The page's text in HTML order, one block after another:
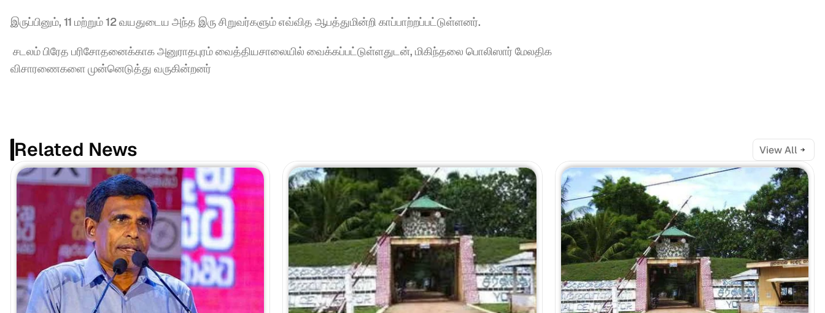
இருப்பினும், 11 மற்றும் 12 வயதுடைய அந்த இரு சிறுவர்களும் எவ்வித ஆபத்துமின்றி காப்பாற்றப்பட்டுள்ளனர்.
சடலம் பிரேத பரிசோதனைக்காக அனுராதபுரம் வைத்தியசாலையில் வைக்கப்பட்டுள்ளதுடன், மிகிந்தலை பொலிஸார் மேலதிக
விசாரணைகளை முன்னெடுத்து வருகின்றனர்
Related News View All